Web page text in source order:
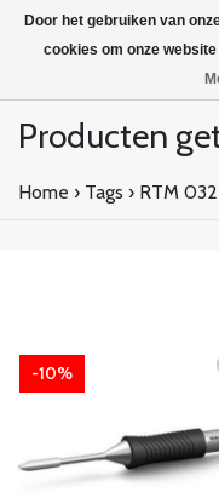
Producten
Home › Tags › RTM 032
-10%
Door het gebruiken van
cookies om onze